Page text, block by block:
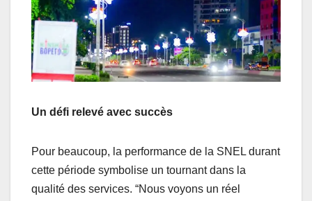
Un défi relevé avec succès
Pour beaucoup, la performance de la SNEL durant
cette période symbolise un tournant dans la
qualité des services. “Nous voyons un réel